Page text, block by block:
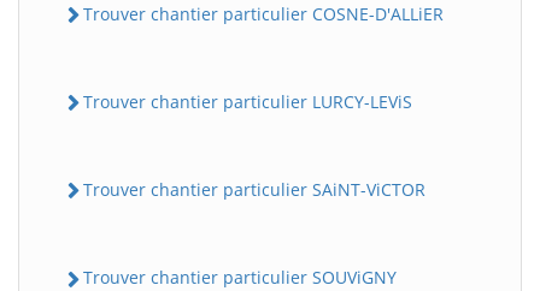
Trouver chantier particulier COSNE-D'ALLiER
Trouver chantier particulier LURCY-LEViS
Trouver chantier particulier SAiNT-ViCTOR
Trouver chantier particulier SOUViGNY